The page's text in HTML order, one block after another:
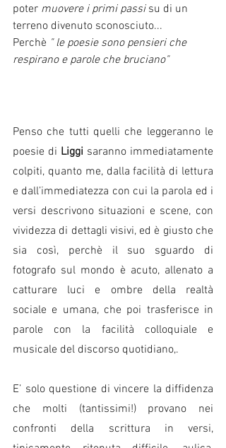
poter muovere i primi passi su di un
terreno divenuto sconosciuto...
Perchè " le poesie sono pensieri che
respirano e parole che bruciano"
Penso che tutti quelli che leggeranno le
poesie di Liggi saranno immediatamente
colpiti, quanto me, dalla facilità di lettura
e dall’immediatezza con cui la parola ed i
versi descrivono situazioni e scene, con
vividezza di dettagli visivi, ed è giusto che
sia così, perchè il suo sguardo di
fotografo sul mondo è acuto, allenato a
catturare luci e ombre della realtà
sociale e umana, che poi trasferisce in
parole con la facilità colloquiale e
musicale del discorso quotidiano,.
E’ solo questione di vincere la diffidenza
che molti (tantissimi!) provano nei
confronti della scrittura in versi,